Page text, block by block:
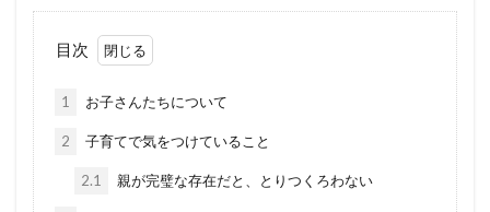
目次
1 お子さんたちについて
2 子育てで気をつけていること
2.1 親が完璧な存在だと、とりつくろわない